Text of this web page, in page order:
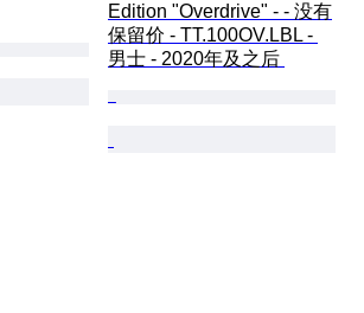
Edition "Overdrive" - - 没有
保留价 - TT.100OV.LBL -
男士 - 2020年及之后